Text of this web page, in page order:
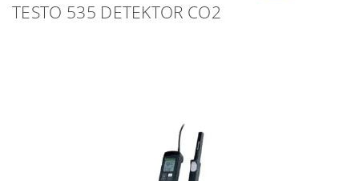
TESTO 535 DETEKTOR CO2